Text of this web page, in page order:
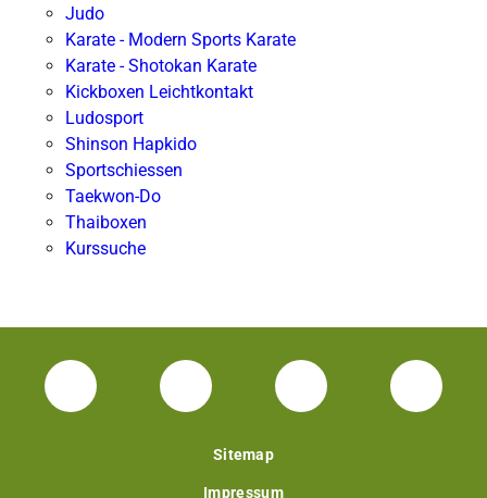
Judo
Karate - Modern Sports Karate
Karate - Shotokan Karate
Kickboxen Leichtkontakt
Ludosport
Shinson Hapkido
Sportschiessen
Taekwon-Do
Thaiboxen
Kurssuche
Facebook Unisport-Zentrum
Instagram Unisport-Zentrum
Youtube TU
Sitemap
Impressum